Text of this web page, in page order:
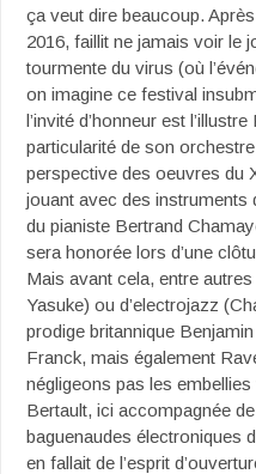
ça veut dire beaucoup.
2016, faillit ne jamais voir le
tourmente du virus (où
on imagine ce festival
l’invité d’honneur est
particularité de son
perspective des oeuvres du
jouant avec des instruments
du pianiste Bertrand
sera honorée lors d’une
Mais avant cela, entre
Yasuke) ou d’electrojazz
prodige britannique
Franck, mais également
négligeons pas les
Bertault, ici accompagnée
baguenaudes électroniques
en fallait de l’esprit